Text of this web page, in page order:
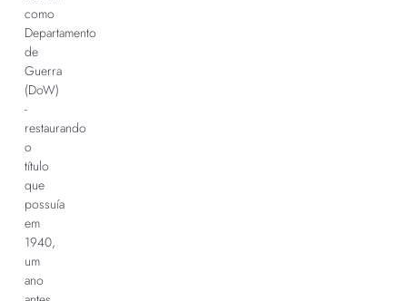
como
Departamento
de
Guerra
(DoW)
-
restaurando
o
título
que
possuía
em
1940,
um
ano